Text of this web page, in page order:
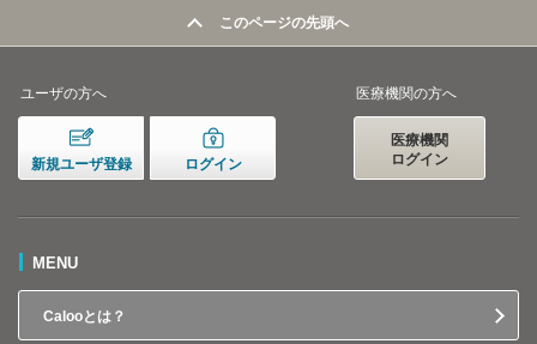
このページの先頭へ
ユーザの方へ
新規ユーザ登録 ログイン
医療機関の方へ
医療機関
ログイン
MENU
Calooとは？